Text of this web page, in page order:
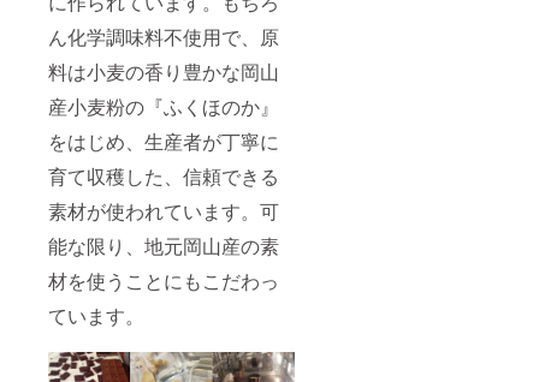
ん化学調味料不使用で、原
料は小麦の香り豊かな岡山
産小麦粉の『ふくほのか』
をはじめ、生産者が丁寧に
育て収穫した、信頼できる
素材が使われています。可
能な限り、地元岡山産の素
材を使うことにもこだわっ
ています。